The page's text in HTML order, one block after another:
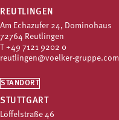
REUTLINGEN
Am Echazufer 24, Dominohaus
72764 Reutlingen
T +49 7121 9202 0
reutlingen@voelker-gruppe.com
STANDORT
STUTTGART
Löffelstraße 46